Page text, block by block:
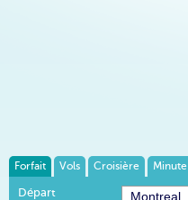
Forfait Vols Croisière Minute
Départ